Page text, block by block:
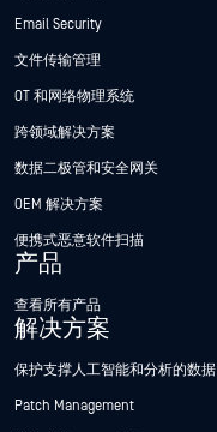
Email Security
文件传输管理
OT 和网络物理系统
跨领域解决方案
数据二极管和安全网关
OEM 解决方案
便携式恶意软件扫描
产品
查看所有产品
解决方案
保护支撑人工智能和分析的数据
Patch Management